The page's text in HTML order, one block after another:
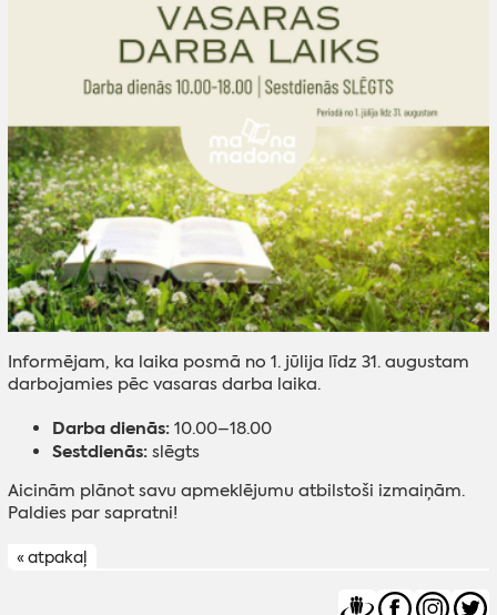
Informējam, ka laika posmā no 1. jūlija līdz 31. augustam
darbojamies pēc vasaras darba laika.
Darba dienās:10.00–18.00
Sestdienās:slēgts
Aicinām plānot savu apmeklējumu atbilstoši izmaiņām.
Paldies par sapratni!
« atpakaļ